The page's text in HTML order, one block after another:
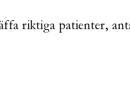
riktiga patienter,